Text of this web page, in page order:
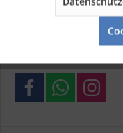
Kostenloser Versand
Verschiedene